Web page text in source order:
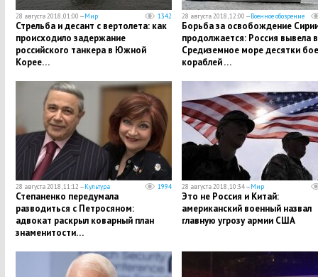
28 августа 2018, 01:00 —Мир 1342
Стрельба и десант с вертолета: как
происходило задержание
российского танкера в Южной
Корее…
28 августа 2018, 12:00 —Военное обозрение
Борьба за освобождение
продолжается: Россия вывела в
Средиземное море десятки
кораблей …
28 августа 2018, 11:12 —Культура 1994
Степаненко передумала
разводиться с Петросяном:
адвокат раскрыл коварный план
знаменитости…
28 августа 2018, 10:34 —Мир
Это не Россия и Китай:
американский военный назвал
главную угрозу армии США